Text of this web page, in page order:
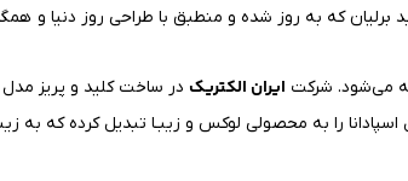
برلیان که به روز شده و منطبق با طراحی روز دنیا و
می‌شود. شرکت ایران الکتریک در ساخت کلید و پریز مدل
را به محصولی لوکس و زیبـا تبدیل کرده که به